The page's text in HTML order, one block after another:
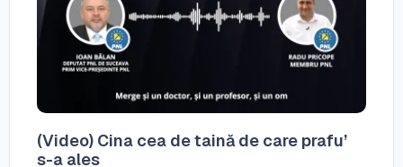
(Video) Cina cea de taină de care prafu’
s-a ales